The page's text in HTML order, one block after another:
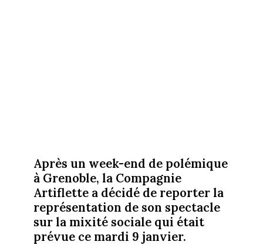
Après un week-end de polémique
à Grenoble, la Compagnie
Artiflette a décidé de reporter la
représentation de son spectacle
sur la mixité sociale qui était
prévue ce mardi 9 janvier.